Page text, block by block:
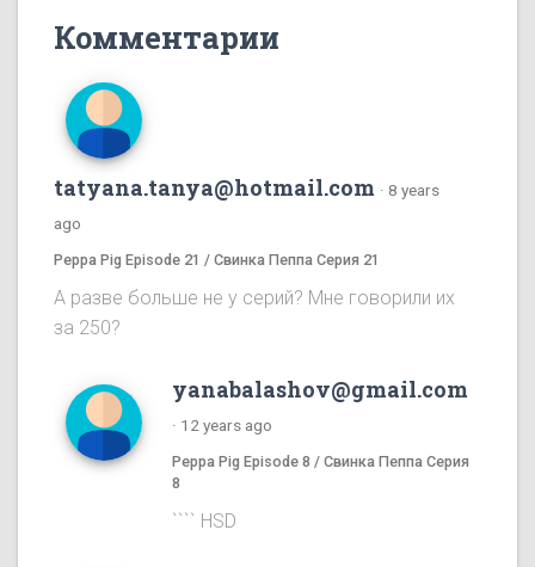
Комментарии
tatyana.tanya@hotmail.com · 8 years
ago
Peppa Pig Episode 21 / Свинка Пеппа Серия 21
А разве больше не у серий? Мне говорили их
за 250?
yanabalashov@gmail.com
· 12 years ago
Peppa Pig Episode 8 / Свинка Пеппа Серия
8
```` HSD